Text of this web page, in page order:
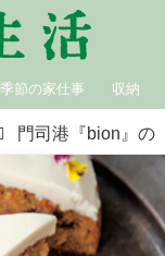
季節の家仕事 収納